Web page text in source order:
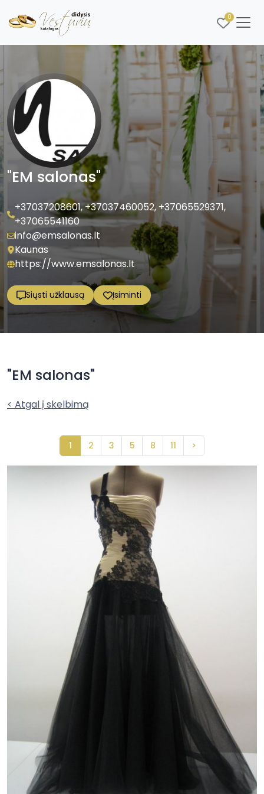
0
"EM salonas"
+37037208601,+37037460052, +37065529371,
+37065541160
info@emsalonas.lt
Kaunas
https://www.emsalonas.lt
Siųsti užklausą Įsiminti
"EM salonas"
< Atgal į skelbimą
1 2 3 5 8 11 >